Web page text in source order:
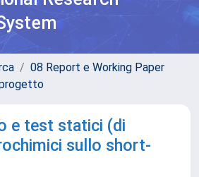
08 Report e Working Paper
e test statici (di
sullo short-